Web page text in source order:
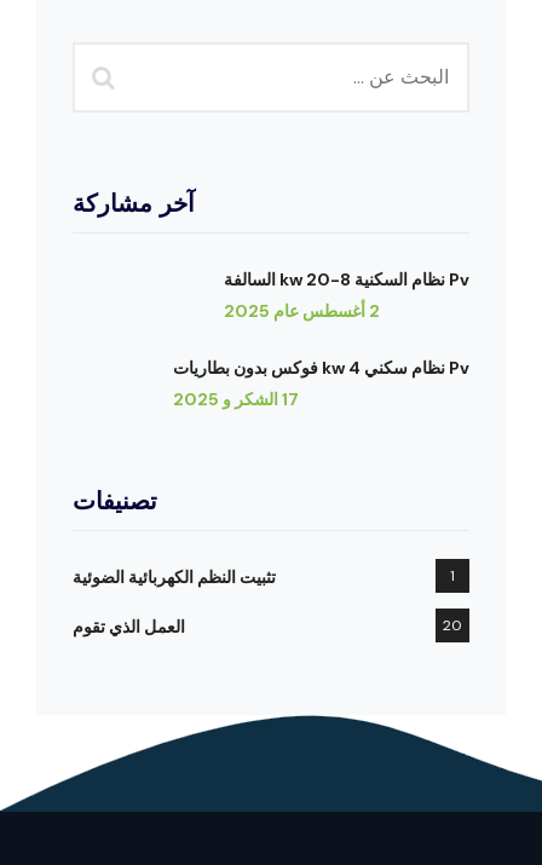
آخر مشاركة
Pv نظام السكنية 8-20 kw السالفة
2 أغسطس عام 2025
Pv نظام سكني 4 kw فوكس بدون بطاريات
17 الشكر و 2025
تصنيفات
تثبيت النظم الكهربائية الضوئية 1
العمل الذي تقوم 20